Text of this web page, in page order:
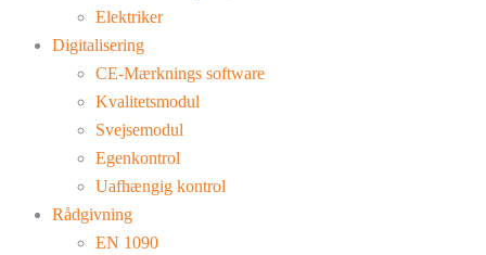
Elektriker
Digitalisering
CE-Mærknings software
Kvalitetsmodul
Svejsemodul
Egenkontrol
Uafhængig kontrol
Rådgivning
EN 1090